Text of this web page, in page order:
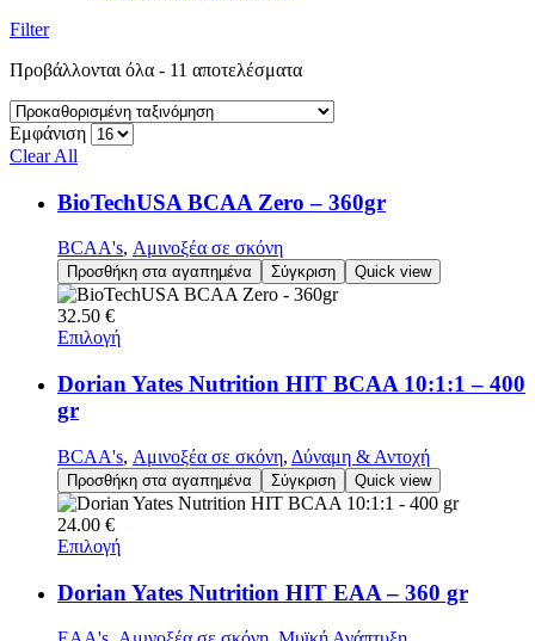
Filter
Προβάλλονται όλα - 11 αποτελέσματα
Εμφάνιση
Clear All
BioTechUSA BCAA Zero – 360gr
BCAA's, Αμινοξέα σε σκόνη
Προσθήκη στα αγαπημένα Σύγκριση Quick view
32.50 €
Επιλογή
Dorian Yates Nutrition HIT BCAA 10:1:1 – 400
gr
BCAA's, Αμινοξέα σε σκόνη, Δύναμη & Αντοχή
Προσθήκη στα αγαπημένα Σύγκριση Quick view
24.00 €
Επιλογή
Dorian Yates Nutrition HIT EAA – 360 gr